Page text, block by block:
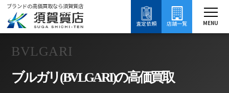
ブランドの高価買取なら須賀質店
査定依頼
店舗一覧 MENU
ブランド買取 時計買取 ブルガリ買取
BVLGARI
ブルガリ(BVLGARI)の高価買取